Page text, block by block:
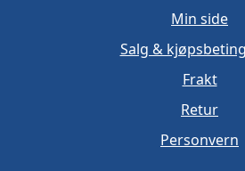
Min side
Salg &
Frakt
Retur
Personvern